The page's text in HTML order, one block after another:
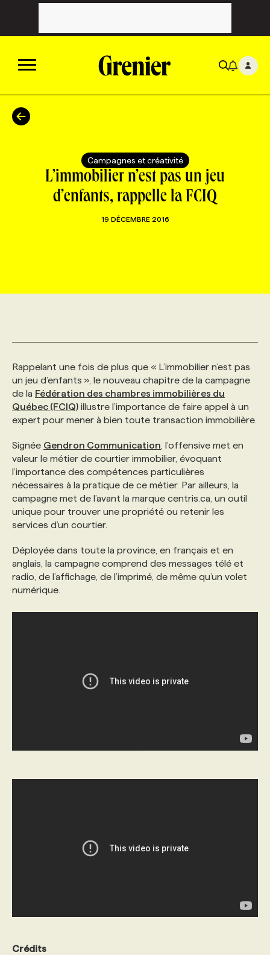
ACTUALITÉS
CATÉGORIES
TOUTES LES CATÉGORIES
AFFAIRES DE L'INDUSTRIE
INITIATIVES NUMÉRIQUES
PRIX ET DISTINCTIONS
TENDANCES
CHRONIQUES
WEB & MÉDIAS SOCIAUX
MARKETING DURABLE
ÉVÉNEMENTIEL
NOS AUTEUR‧RICES
FORFAITS ABONNEMENT
INFOLETTRES
INFOLETTRE PUBLICITÉ
ANNONCEZ AVEC NOUS
CONSULTER LA CVTHÈQUE
PROFIL ENTREPRISE
FAQ
ANNONCEZ AVEC NOUS
VOIR LES OFFRES
PROFIL CANDIDAT
FAQ
ANNONCEZ AVEC NOUS
NOS FORMATIONS EN LIGNE
NOS PARCOURS DE FORMATIONS
FORMATIONS PERSONNALISÉES
NOS FORMATEUR‧RICES
POURQUOI CHOISIR NOS FORMATIONS
NOS TARIFS
PROGRAMMES DE SUBVENTIONS
CHASSE DE TÊTE
SERVICE DE CHASSE DE TÊTE
NOS TARIFS
NOS EXPERTISES
ANNONCEZ AVEC NOUS
Campagnes et créativité
L’immobilier n’est pas un jeu
d’enfants, rappelle la FCIQ
19 DÉCEMBRE 2016
Rappelant une fois de plus que « L’immobilier n’est pas
un jeu d’enfants », le nouveau chapitre de la campagne
de la Fédération des chambres immobilières du
Québec (FCIQ) illustre l’importance de faire appel à un
expert pour mener à bien toute transaction immobilière.
Signée Gendron Communication , l’offensive met en
valeur le métier de courtier immobilier, évoquant
l’importance des compétences particulières
nécessaires à la pratique de ce métier. Par ailleurs, la
campagne met de l’avant la marque centris.ca, un outil
unique pour trouver une propriété ou retenir les
services d’un courtier.
Déployée dans toute la province, en français et en
anglais, la campagne comprend des messages télé et
radio, de l’affichage, de l’imprimé, de même qu’un volet
numérique.
Crédits